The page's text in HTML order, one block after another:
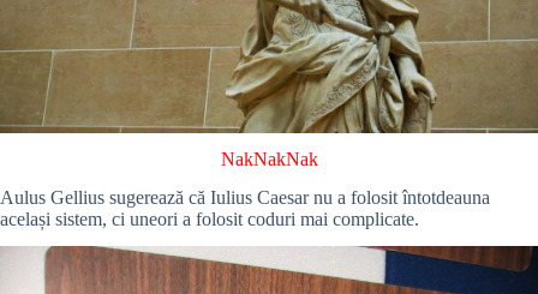
NakNakNak
Aulus Gellius sugerează că Iulius Caesar nu a folosit întotdeauna
același sistem, ci uneori a folosit coduri mai complicate.